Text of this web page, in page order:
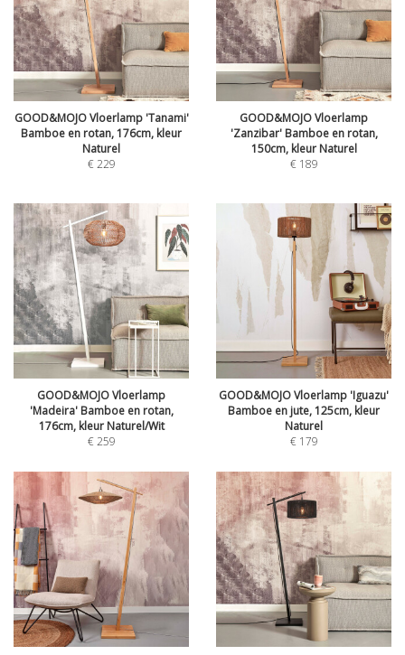
GOOD&MOJO Vloerlamp 'Tanami'
Bamboe en rotan, 176cm, kleur
Naturel
€229
GOOD&MOJO Vloerlamp
'Zanzibar' Bamboe en rotan,
150cm, kleur Naturel
€ 189
GOOD&MOJO Vloerlamp
'Madeira' Bamboe en rotan,
176cm, kleur Naturel/Wit
€259
GOOD&MOJO Vloerlamp 'Iguazu'
Bamboe en jute, 125cm, kleur
Naturel
€ 179